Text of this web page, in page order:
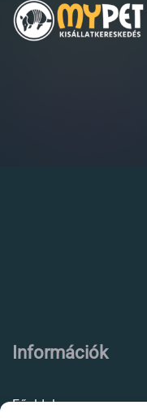
Információk
Főoldal